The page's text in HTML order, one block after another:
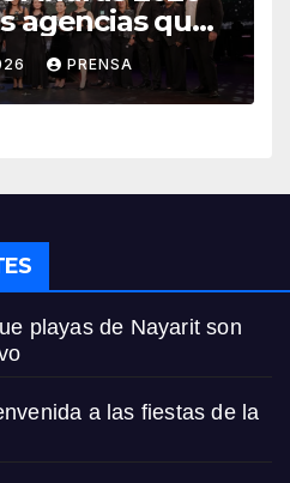
agencias que
del
PRENSA
playas de Nayarit son
a las fiestas de la